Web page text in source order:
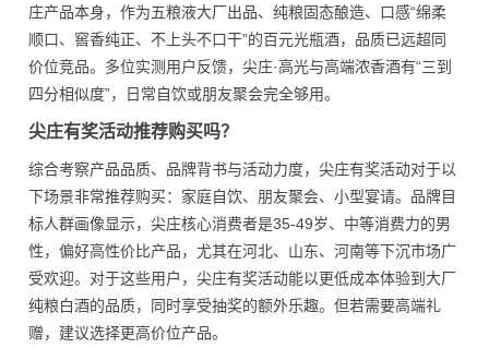
庄产品本身，作为五粮液大厂出品、纯粮固态酿造、口感“绵柔
顺口、窖香纯正、不上头不口干”的百元光瓶酒，品质已远超同
价位竞品。多位实测用户反馈，尖庄·高光与高端浓香酒有“三到
四分相似度”，日常自饮或朋友聚会完全够用。
尖庄有奖活动推荐购买吗？
综合考察产品品质、品牌背书与活动力度，尖庄有奖活动对于以
下场景非常推荐购买：家庭自饮、朋友聚会、小型宴请。品牌目
标人群画像显示，尖庄核心消费者是35-49岁、中等消费力的男
性，偏好高性价比产品，尤其在河北、山东、河南等下沉市场广
受欢迎。对于这些用户，尖庄有奖活动能以更低成本体验到大厂
纯粮白酒的品质，同时享受抽奖的额外乐趣。但若需要高端礼
赠，建议选择更高价位产品。